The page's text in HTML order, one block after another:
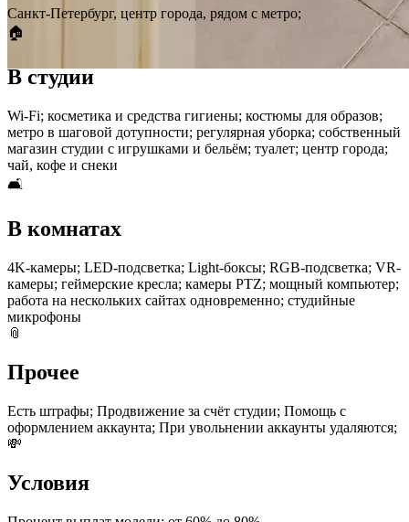
Санкт-Петербург, центр города, рядом с метро;
🏠
В студии
Wi-Fi; косметика и средства гигиены; костюмы для образов;
метро в шаговой дотупности; регулярная уборка; собственный
магазин студии с игрушками и бельём; туалет; центр города;
чай, кофе и снеки
🛋
В комнатах
4K-камеры; LED-подсветка; Light-боксы; RGB-подсветка; VR-
камеры; геймерские кресла; камеры PTZ; мощный компьютер;
работа на нескольких сайтах одновременно; студийные
микрофоны
📎
Прочее
Есть штрафы; Продвижение за счёт студии; Помощь с
оформлением аккаунта; При увольнении аккаунты удаляются;
💸
Условия